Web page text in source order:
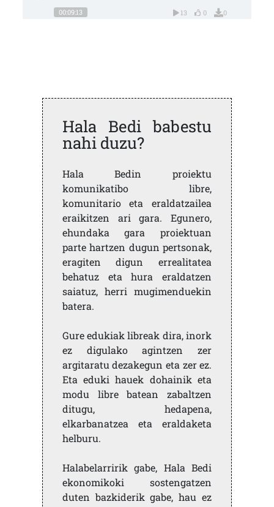
00:09:13 13 0 0
Hala Bedi babestu
nahi duzu?
Hala Bedin proiektu
komunikatibo libre,
komunitario eta eraldatzailea
eraikitzen ari gara. Egunero,
ehundaka gara proiektuan
parte hartzen dugun pertsonak,
eragiten digun errealitatea
behatuz eta hura eraldatzen
saiatuz, herri mugimenduekin
batera.
Gure edukiak libreak dira, inork
ez digulako agintzen zer
argitaratu dezakegun eta zer ez.
Eta eduki hauek dohainik eta
modu libre batean zabaltzen
ditugu, hedapena,
elkarbanatzea eta eraldaketa
helburu.
Halabelarririk gabe, Hala Bedi
ekonomikoki sostengatzen
duten bazkiderik gabe, hau ez